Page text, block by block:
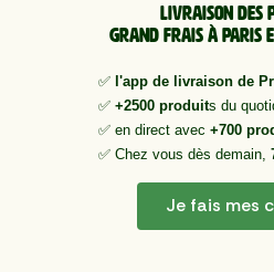
Livraison des
Grand Frais à Paris
✅ l'app de livraison de
✅ +2500 produits du
✅ en direct avec +700
✅ Chez vous dès demain,
Je fais mes